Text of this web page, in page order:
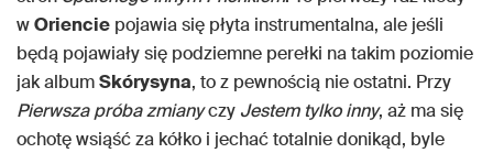
wOriencie pojawia się płyta instrumentalna, ale jeśli
będą pojawiały się podziemne perełki na takim poziomie
jak albumSkórysyna, to z pewnością nie ostatni. Przy
Pierwsza próba zmianyczy Jestem tylko inny, aż ma się
ochotę wsiąść za kółko i jechać totalnie donikąd, byle